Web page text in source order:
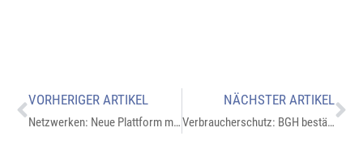
VORHERIGER ARTIKEL
Netzwerken: Neue Plattform myDGNB
NÄCHSTER ARTIKEL
Verbraucherschutz: BGH bestätigt Recht auf Neukundenbonus